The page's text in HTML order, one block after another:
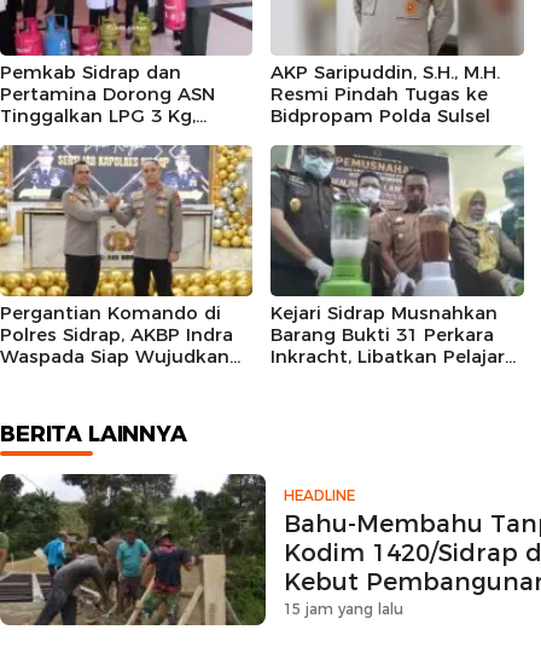
Pemkab Sidrap dan
Pertamina Dorong ASN
Tinggalkan LPG 3 Kg,
AKP Saripuddin, S.H., M.H.
Resmi Pindah Tugas ke
Bidpropam Polda Sulsel
Pergantian Komando di
Polres Sidrap, AKBP Indra
Waspada Siap Wujudkan
Kejari Sidrap Musnahkan
Barang Bukti 31 Perkara
Inkracht, Libatkan Pelajar
BERITA LAINNYA
HEADLINE
Bahu-Membahu
Kodim 1420/Sidrap
Kebut
Beton
15 jam yang lalu